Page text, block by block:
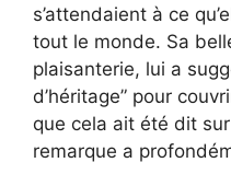
s’attendaient à ce
tout le monde. Sa
plaisanterie, lui a
d’héritage” pour
que cela ait été dit
remarque a